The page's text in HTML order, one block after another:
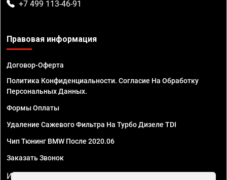
+7 499 113-46-91
Правовая информация
Договор-Оферта
Политика Конфиденциальности. Согласие На Обработку
Персональных Данных.
Формы Оплаты
Удаление Сажевого Фильтра На Турбо Дизеле TDI
Чип Тюнинг BMW После 2020.06
Заказать Звонок
ИП Смирнов Георгий Павлович. ИНН 781302555843,